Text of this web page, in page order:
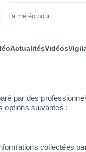
par des
options suivantes :
collectées
ActualitésVidéos
de Luxembourg